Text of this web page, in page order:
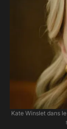
Kate Winslet dans